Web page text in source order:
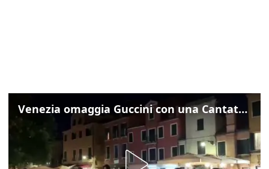
Venezia omaggia Guccini con una Cantata Anarchica in campo Santa Margherita